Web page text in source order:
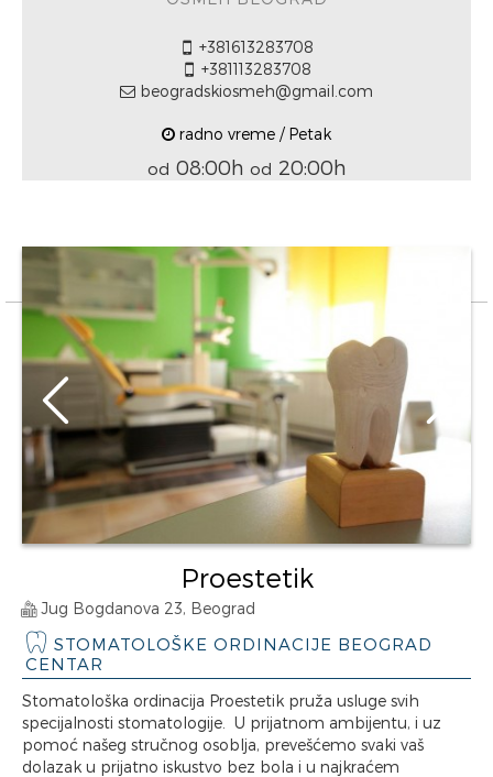
+381613283708
+381113283708
beogradskiosmeh@gmail.com
radno vreme / Petak
od 08:00h od 20:00h
Proestetik
Jug Bogdanova 23, Beograd
STOMATOLOŠKE ORDINACIJE BEOGRAD
CENTAR
Stomatološka ordinacija Proestetik pruža usluge svih
specijalnosti stomatologije. U prijatnom ambijentu, i uz
pomoć našeg stručnog osoblja, prevešćemo svaki vaš
dolazak u prijatno iskustvo bez bola i u najkraćem